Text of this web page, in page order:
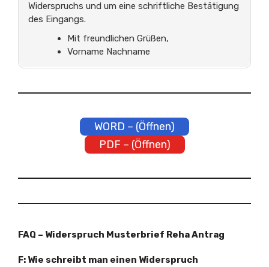
Widerspruchs und um eine schriftliche Bestätigung
des Eingangs.
Mit freundlichen Grüßen,
Vorname Nachname
WORD – (Öffnen)
PDF – (Öffnen)
FAQ – Widerspruch Musterbrief Reha Antrag
F: Wie schreibt man einen Widerspruch